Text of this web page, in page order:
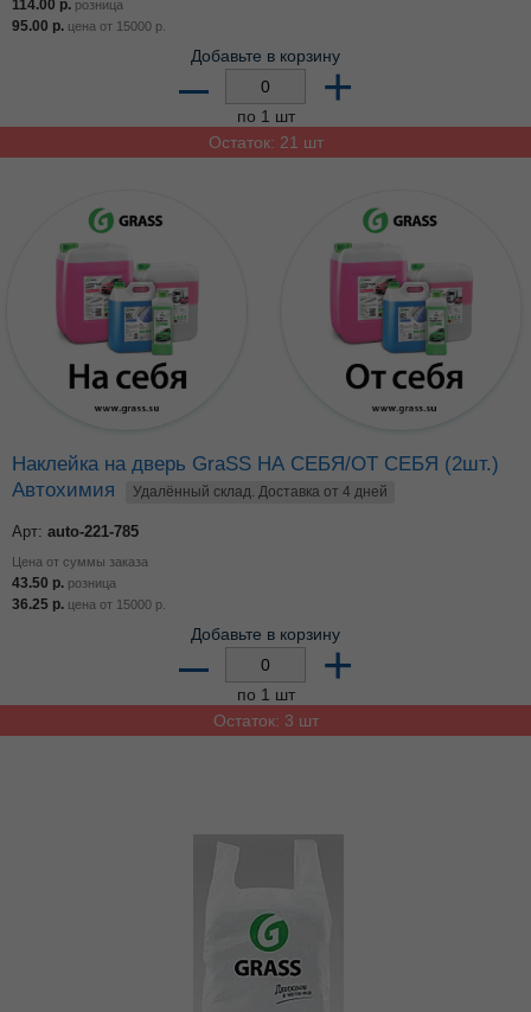
114.00 р. розница
95.00 р. цена от 15000 р.
Добавьте в корзину
– +
по 1 шт
Остаток: 21 шт
Наклейка на дверь GraSS НА СЕБЯ/ОТ СЕБЯ (2шт.)
Автохимия
Удалённый склад. Доставка от 4 дней
Арт: auto-221-785
Цена от суммы заказа
43.50 р. розница
36.25 р. цена от 15000 р.
Добавьте в корзину
– +
по 1 шт
Остаток: 3 шт